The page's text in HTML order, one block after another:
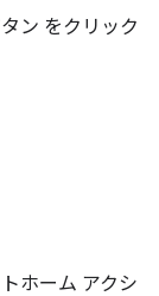
ン をクリック
ホーム アクシ